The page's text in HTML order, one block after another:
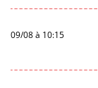
09/08 à 10:15